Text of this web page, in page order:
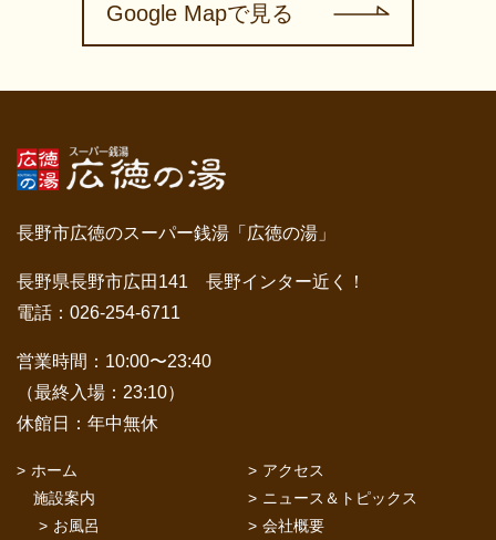
Google Mapで見る
長野市広徳のスーパー銭湯「広徳の湯」
長野県長野市広田141 長野インター近く！
電話：026-254-6711
営業時間：10:00〜23:40
（最終入場：23:10）
休館日：年中無休
ホーム
施設案内
お風呂
アクセス
ニュース＆トピックス
会社概要